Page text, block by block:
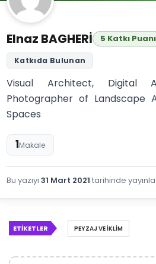
Elnaz BAGHERİ 5 Katkı Puanı
Katkıda Bulunan
Visual Architect, Digital
Photographer of Landscape
Spaces
1Makale
Bu yazıyı 31 Mart 2021 tarihinde
ETIKETLER PEYZAJ VE IKLIM